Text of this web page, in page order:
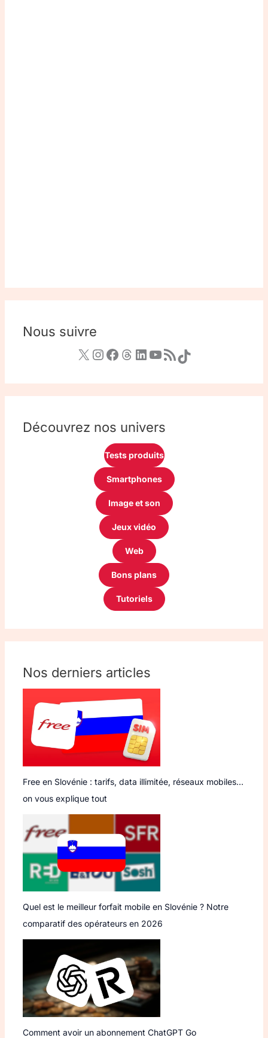
Nous suivre
Découvrez nos univers
Tests produits
Smartphones
Image et son
Jeux vidéo
Web
Bons plans
Tutoriels
Nos derniers articles
Free en Slovénie : tarifs, data illimitée, réseaux mobiles…
on vous explique tout
Quel est le meilleur forfait mobile en Slovénie ? Notre
comparatif des opérateurs en 2026
Comment avoir un abonnement ChatGPT Go